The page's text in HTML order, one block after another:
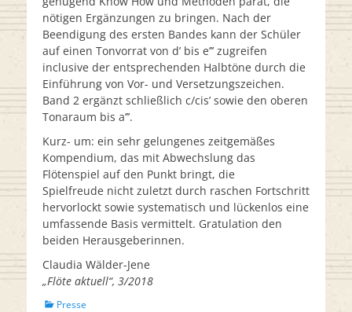
nötigen Ergänzungen zu bringen. Nach der
Beendigung des ersten Bandes kann der Schüler
auf einen Tonvorrat von d’ bis e’’’ zugreifen
inclusive der entsprechenden Halbtöne durch die
Einführung von Vor- und Versetzungszeichen.
Band 2 ergänzt schließlich c/cis’ sowie den oberen
Tonaraum bis a’’’.
Kurz- um: ein sehr gelungenes zeitgemäßes
Kompendium, das mit Abwechslung das
Flötenspiel auf den Punkt bringt, die
Spielfreude nicht zuletzt durch raschen Fortschritt
hervorlockt sowie systematisch und lückenlos eine
umfassende Basis vermittelt. Gratulation den
beiden Herausgeberinnen.
Claudia Wälder-Jene
„Flöte aktuell“, 3/2018
Kategorien
Presse